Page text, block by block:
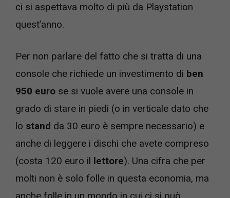
ci si aspettava molto di più da Playstation
quest’anno.
Per non parlare del fatto che si tratta di una
console che richiede un investimento di ben
950 euro se si vuole avere una console in
grado di stare in piedi (o in verticale dato che
lo stand da 30 euro è sempre necessario) e
anche di leggere i dischi che avete compreso
(costa 120 euro il lettore). Una cifra che per
molti non è solo folle in questa economia, ma